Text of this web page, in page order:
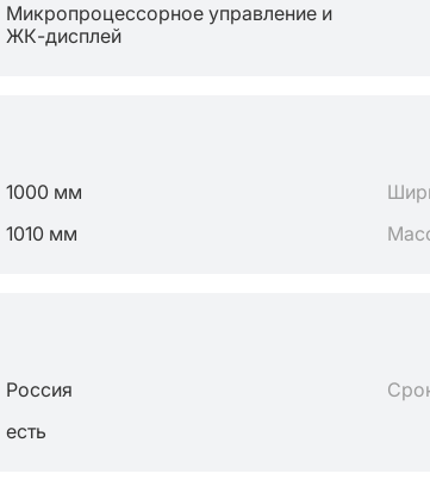
Микропроцессорное управление и
ЖК-дисплей
1000 мм
1010 мм
Россия
есть